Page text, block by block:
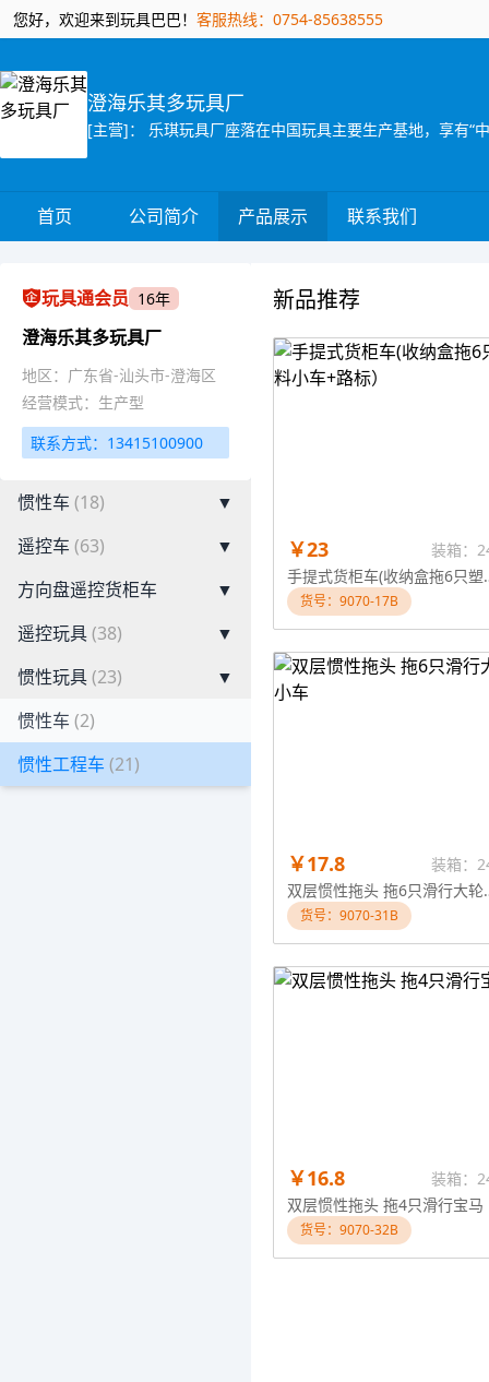
您好，欢迎来到玩具巴巴！ 客服热线：0754-85638555
澄海乐其多玩具厂
首页 公司简介 产品展示 联系我们
玩具通会员 16年
澄海乐其多玩具厂
地区：广东省-汕头市-澄海区
经营模式：生产型
联系方式：13415100900
惯性车 (18)
▼
遥控车 (63)
▼
方向盘遥控货柜车
▼
遥控玩具(38)
▼
惯性玩具(23)
▼
惯性车 (2)
惯性工程车 (21)
新品推荐
￥23
装箱：
手提式货
货号：9070-17B
￥17.8
装箱：
双层惯
货号：9070-31B
￥16.8
装箱：
双层惯性拖头 拖4只滑行宝马
货号：9070-32B